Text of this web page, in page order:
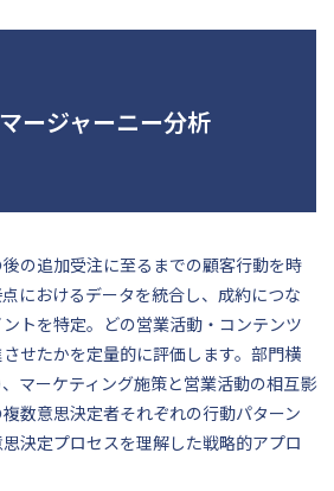
ージャーニー分析
の追加受注に至るまでの顧客行動を時
におけるデータを統合し、成約につな
トを特定。どの営業活動・コンテンツ
せたかを定量的に評価します。部門横
マーケティング施策と営業活動の相互影
数意思決定者それぞれの行動パターン
決定プロセスを理解した戦略的アプロ